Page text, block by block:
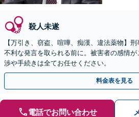
殺人未遂
【万引き、窃盗、喧嘩、痴漢、違法薬物】刑
不利な発言を取られる前に。被害者の感情
渉や手続きは全てお任せください。
料金表を見る
電話でお問い合わせ